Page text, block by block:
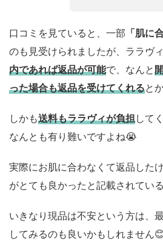
口コミを見ていると、一部 「肌に
のも見受けられましたが、ララヴ
内であれば返品が可能で、なんと
った場合も返品を受けてくれると
しかも送料もララヴィが負担して
なんとも有り難いですよね😭
実際にお肌に合わなくて返品した
がとても良かったと記載されてい
いきなり現品は不安という方は、
してみるのも良いかもしれません